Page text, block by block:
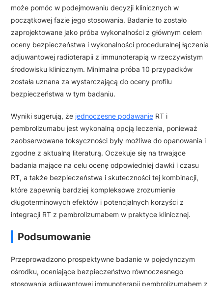
może pomóc w podejmowaniu decyzji klinicznych w
początkowej fazie jego stosowania. Badanie to zostało
zaprojektowane jako próba wykonalności z głównym celem
oceny bezpieczeństwa i wykonalności proceduralnej łączenia
adjuwantowej radioterapii z immunoterapią w rzeczywistym
środowisku klinicznym. Minimalna próba 10 przypadków
została uznana za wystarczającą do oceny profilu
bezpieczeństwa w tym badaniu.
Wyniki sugerują, że jednoczesne podawanie RT i
pembrolizumabu jest wykonalną opcją leczenia, ponieważ
zaobserwowane toksyczności były możliwe do opanowania i
zgodne z aktualną literaturą. Oczekuje się na trwające
badania mające na celu ocenę odpowiedniej dawki i czasu
RT, a także bezpieczeństwa i skuteczności tej kombinacji,
które zapewnią bardziej kompleksowe zrozumienie
długoterminowych efektów i potencjalnych korzyści z
integracji RT z pembrolizumabem w praktyce klinicznej.
Podsumowanie
Przeprowadzono prospektywne badanie w pojedynczym
ośrodku, oceniające bezpieczeństwo równoczesnego
stosowania adjuwantowej immunoterapii pembrolizumabem z